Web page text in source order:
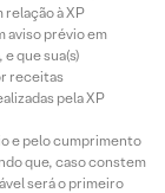
à XP
aviso prévio em
que sua(s)
receitas
pela XP
e pelo cumprimento
que, caso constem
será o primeiro